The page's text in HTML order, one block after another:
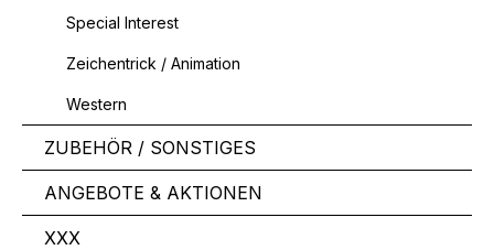
Special Interest
Zeichentrick / Animation
Western
ZUBEHÖR / SONSTIGES
ANGEBOTE & AKTIONEN
XXX